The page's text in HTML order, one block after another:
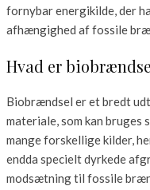
fornybar energikilde, der
afhængighed af fossile
Hvad er
Biobrændsel er et bredt
materiale, som kan bruges
mange forskellige kilder,
endda specielt dyrkede
modsætning til fossile